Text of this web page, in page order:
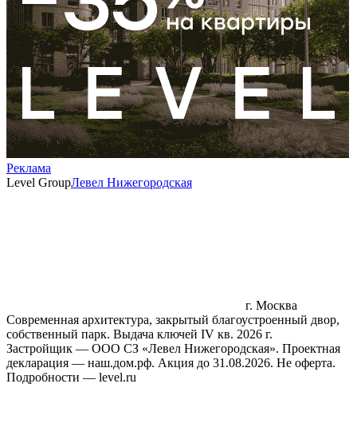
Реклама
Level GroupЛевел Нижегородская
г. Москва
Современная архитектура, закрытый благоустроенный двор,
собственный парк. Выдача ключей IV кв. 2026 г.
Застройщик — ООО СЗ «Левел Нижегородская». Проектная
декларация — наш.дом.рф. Акция до 31.08.2026. Не оферта.
Подробности — level.ru